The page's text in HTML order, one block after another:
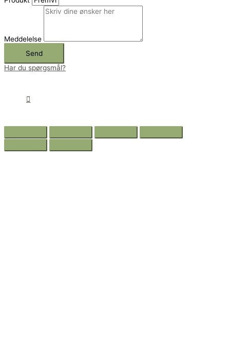
Meddelelse
Send
Har du spørgsmål?